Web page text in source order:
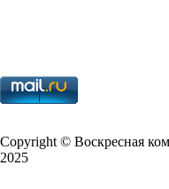
Copy­right © Воскресная
2025